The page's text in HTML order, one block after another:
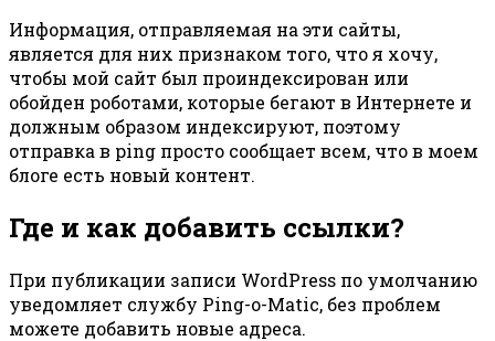
Информация, отправляемая на эти сайты,
является для них признаком того, что я хочу,
чтобы мой сайт был проиндексирован или
обойден роботами, которые бегают в Интернете и
должным образом индексируют, поэтому
отправка в ping просто сообщает всем, что в моем
блоге есть новый контент.
Где и как добавить ссылки?
При публикации записи WordPress по умолчанию
уведомляет службу Ping-o-Matic, без проблем
можете добавить новые адреса.